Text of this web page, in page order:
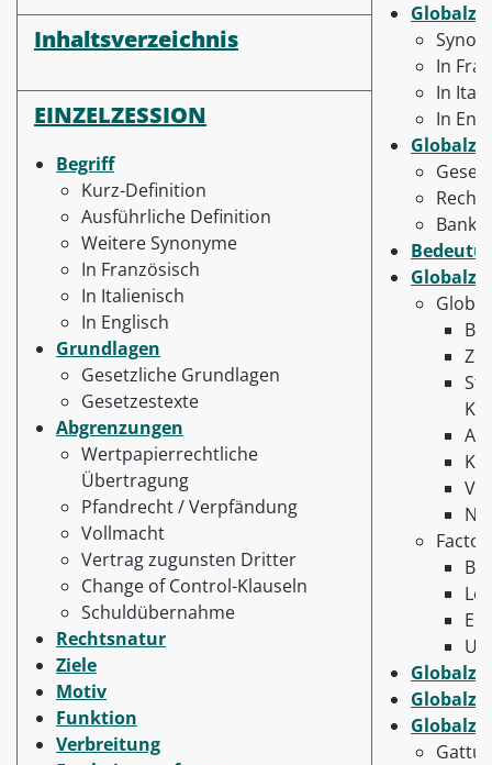
In
In
In
Inhaltsverzeichnis
EINZELZESSION
Begriff
Kurz-Definition
Ausführliche Definition
Weitere Synonyme
In Französisch
In Italienisch
In Englisch
Grundlagen
Gesetzliche Grundlagen
Gesetzestexte
Abgrenzungen
Wertpapierrechtliche
Übertragung
Pfandrecht / Verpfändung
Vollmacht
Vertrag zugunsten Dritter
Change of Control-Klauseln
Schuldübernahme
Rechtsnatur
Ziele
Motiv
Funktion
Verbreitung